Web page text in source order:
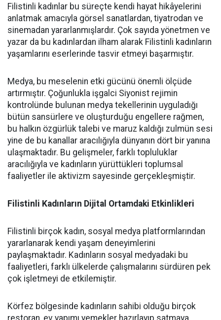
Filistinli kadınlar bu süreçte kendi hayat hikâyelerini
anlatmak amacıyla görsel sanatlardan, tiyatrodan ve
sinemadan yararlanmışlardır. Çok sayıda yönetmen ve
yazar da bu kadınlardan ilham alarak Filistinli kadınların
yaşamlarını eserlerinde tasvir etmeyi başarmıştır.
Medya, bu meselenin etki gücünü önemli ölçüde
artırmıştır. Çoğunlukla işgalci Siyonist rejimin
kontrolünde bulunan medya tekellerinin uyguladığı
bütün sansürlere ve oluşturduğu engellere rağmen,
bu halkın özgürlük talebi ve maruz kaldığı zulmün sesi
yine de bu kanallar aracılığıyla dünyanın dört bir yanına
ulaşmaktadır. Bu gelişmeler, farklı topluluklar
aracılığıyla ve kadınların yürüttükleri toplumsal
faaliyetler ile aktivizm sayesinde gerçekleşmiştir.
Filistinli Kadınların Dijital Ortamdaki Etkinlikleri
Filistinli birçok kadın, sosyal medya platformlarından
yararlanarak kendi yaşam deneyimlerini
paylaşmaktadır. Kadınların sosyal medyadaki bu
faaliyetleri, farklı ülkelerde çalışmalarını sürdüren pek
çok işletmeyi de etkilemiştir.
Körfez bölgesinde kadınların sahibi olduğu birçok
restoran, ev yapımı yemekler hazırlayıp satmaya